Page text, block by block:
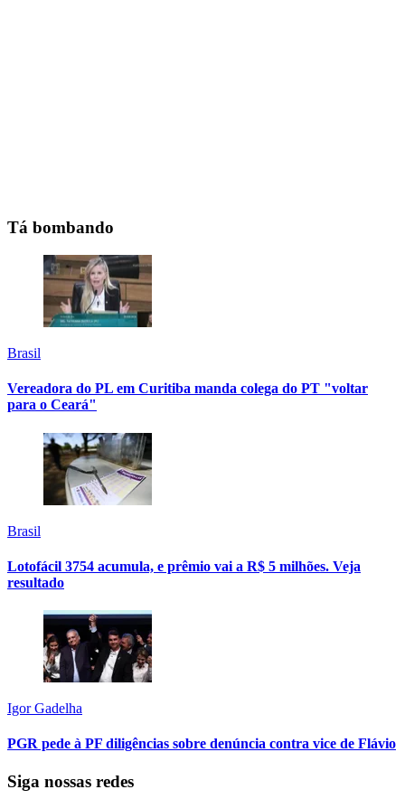
Tá bombando
Brasil
Vereadora do PL em Curitiba manda colega do PT "voltar
para o Ceará"
Brasil
Lotofácil 3754 acumula, e prêmio vai a R$ 5 milhões. Veja
resultado
Igor Gadelha
PGR pede à PF diligências sobre denúncia contra vice de Flávio
Siga nossas redes